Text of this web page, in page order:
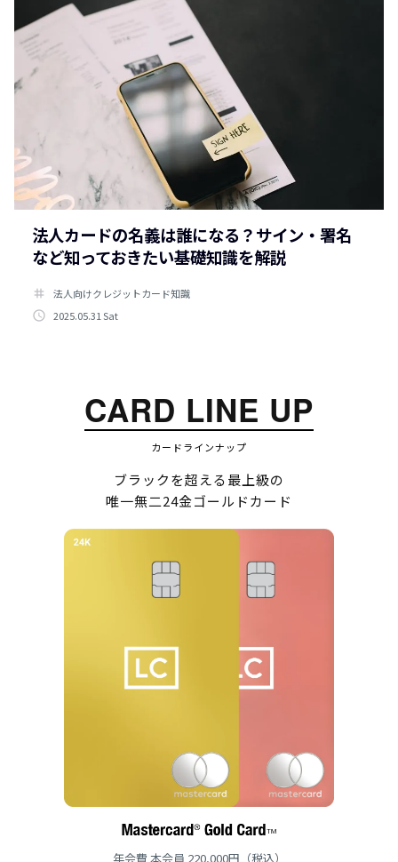
法人カードの名義は誰になる？サイン・署名
など知っておきたい基礎知識を解説
tag
法人向けクレジットカード知識
access_time 2025.05.31 Sat
CARD LINE UP
カードラインナップ
ブラックを超える最上級の
唯一無二24金ゴールドカード
年会費 本会員 220,000円（税込）